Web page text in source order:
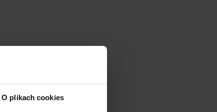
O plikach cookies